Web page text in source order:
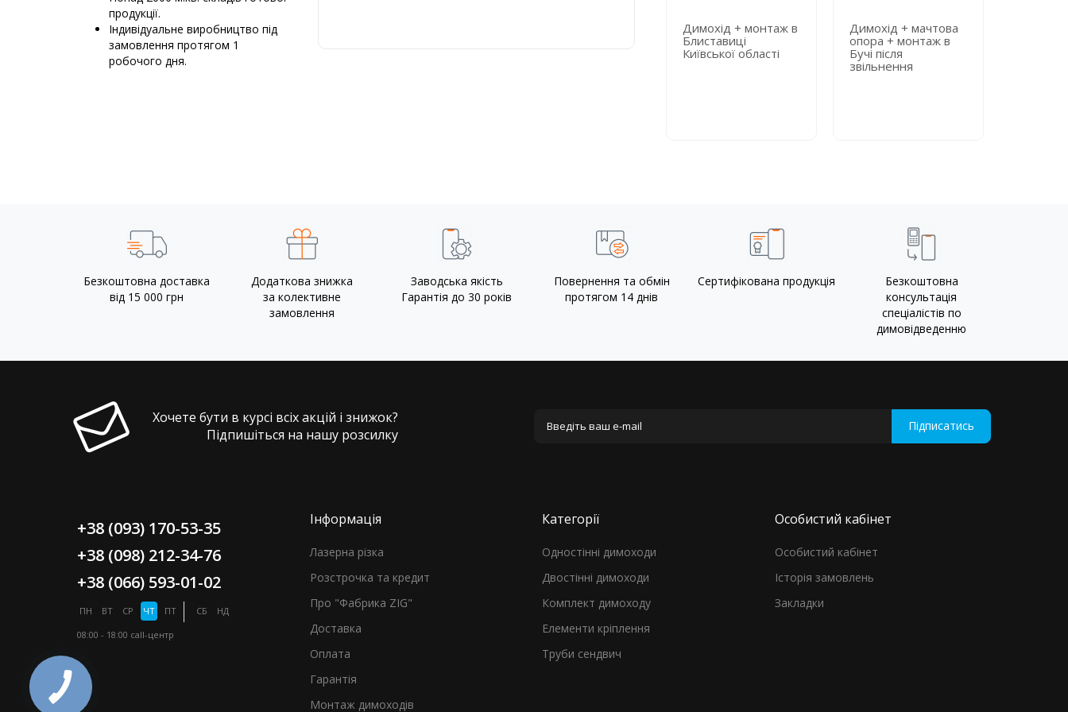
продукції.
Індивідуальне виробництво під
замовлення протягом 1
робочого дня.
Димохід + монтаж в
Блиставиці
Київської області
Димохід + мачтова
опора + монтаж в
Бучі після
звільнення
Безкоштовна доставка
від 15 000 грн
Додаткова знижка
за колективне
замовлення
Заводська якість
Гарантія до 30 років
Повернення та обмін
протягом 14 днів
Сертифікована продукція
Безкоштовна
консультація
спеціалістів по
димовідведенню
Хочете бути в курсі всіх акцій і знижок?
Підпишіться на нашу розсилку
Підписатись
+38 (093) 170-53-35
+38 (098) 212-34-76
+38 (066) 593-01-02
ПН ВТ СР ЧТ ПТ СБ
НД
08:00 - 18:00 call-центр
Інформація
Лазерна різка
Розстрочка та кредит
Про "Фабрика ZIG"
Доставка
Оплата
Гарантія
Монтаж димоходів
Категорії
Одностінні димоходи
Двостінні димоходи
Комплект димоходу
Елементи кріплення
Труби сендвич
Особистий кабінет
Особистий кабінет
Історія замовлень
Закладки